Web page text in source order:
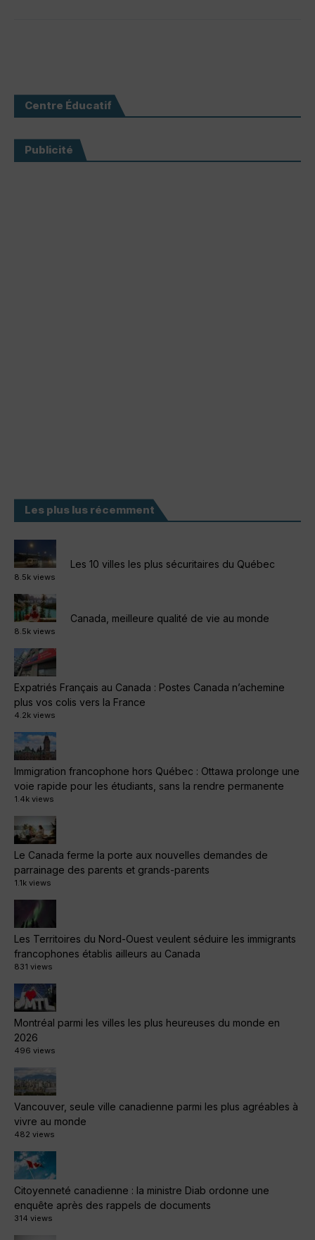
Centre Éducatif
Publicité
Les plus lus récemment
Les 10 villes les plus sécuritaires du Québec
8.5k views
Canada, meilleure qualité de vie au monde
8.5k views
Expatriés Français au Canada : Postes Canada n’achemine
plus vos colis vers la France
4.2k views
Immigration francophone hors Québec : Ottawa prolonge une
voie rapide pour les étudiants, sans la rendre permanente
1.4k views
Le Canada ferme la porte aux nouvelles demandes de
parrainage des parents et grands-parents
1.1k views
Les Territoires du Nord-Ouest veulent séduire les immigrants
francophones établis ailleurs au Canada
831 views
Montréal parmi les villes les plus heureuses du monde en
2026
496 views
Vancouver, seule ville canadienne parmi les plus agréables à
vivre au monde
482 views
Citoyenneté canadienne : la ministre Diab ordonne une
enquête après des rappels de documents
314 views